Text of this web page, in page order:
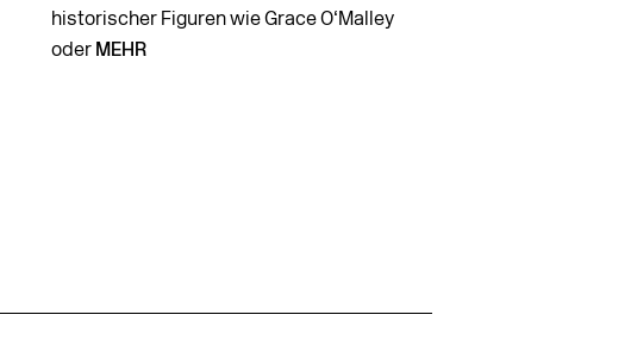
historischer Figuren wie Grace O‘Malley
oder MEHR